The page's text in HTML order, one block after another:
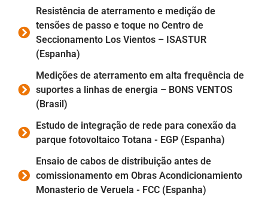
Resistência de aterramento e medição de
tensões de passo e toque no Centro de
Seccionamento Los Vientos – ISASTUR
(Espanha)
Medições de aterramento em alta frequência de
suportes a linhas de energia – BONS VENTOS
(Brasil)
Estudo de integração de rede para conexão da
parque fotovoltaico Totana - EGP (Espanha)
Ensaio de cabos de distribuição antes de
comissionamento em Obras Acondicionamiento
Monasterio de Veruela - FCC (Espanha)